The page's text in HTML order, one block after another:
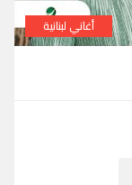
أغاني لبنانية